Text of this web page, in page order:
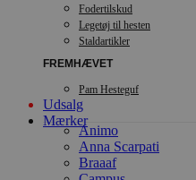
Fodertilskud
Legetøj til hesten
Staldartikler
FREMHÆVET
Pam Hesteguf
Udsalg
Mærker
Animo
Anna Scarpati
Braaaf